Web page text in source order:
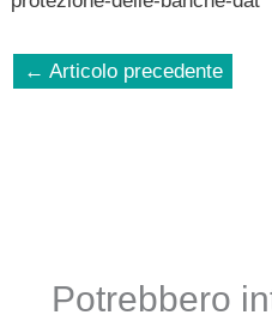
← Articolo precedente
Potrebbero